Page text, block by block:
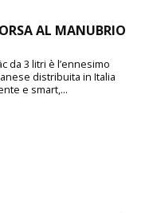
AL MANUBRIO
da 3 litri è l’ennesimo
distribuita in Italia
e smart,...